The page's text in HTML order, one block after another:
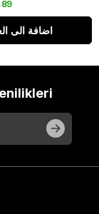
اضافة الى